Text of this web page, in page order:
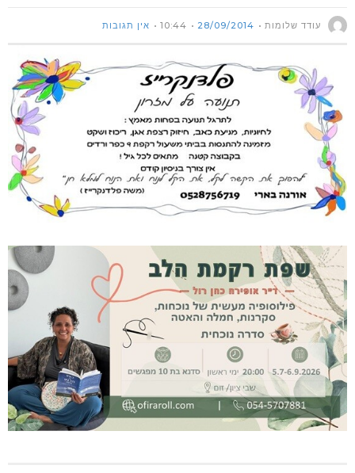
עודד שלומות 28/09/2014
10:44 אין תגובות